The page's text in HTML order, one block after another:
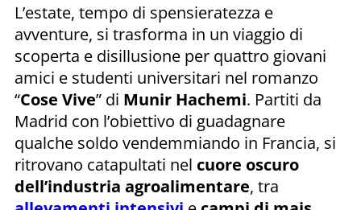
L’estate, tempo di spensieratezza e
avventure, si trasforma in un viaggio di
scoperta e disillusione per quattro giovani
amici e studenti universitari nel romanzo
“Cose Vive” di Munir Hachemi. Partiti da
Madrid con l’obiettivo di guadagnare
qualche soldo vendemmiando in Francia, si
ritrovano catapultati nel cuore oscuro
dell’industria agroalimentare, tra